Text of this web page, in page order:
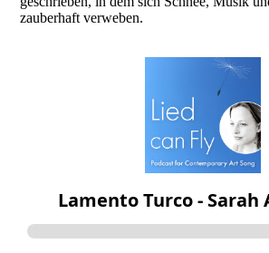
zauberhaft verweben.